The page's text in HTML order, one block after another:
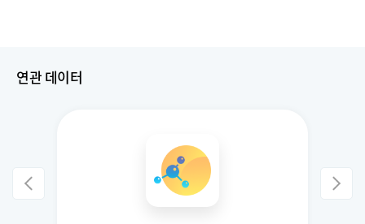
연관 데이터